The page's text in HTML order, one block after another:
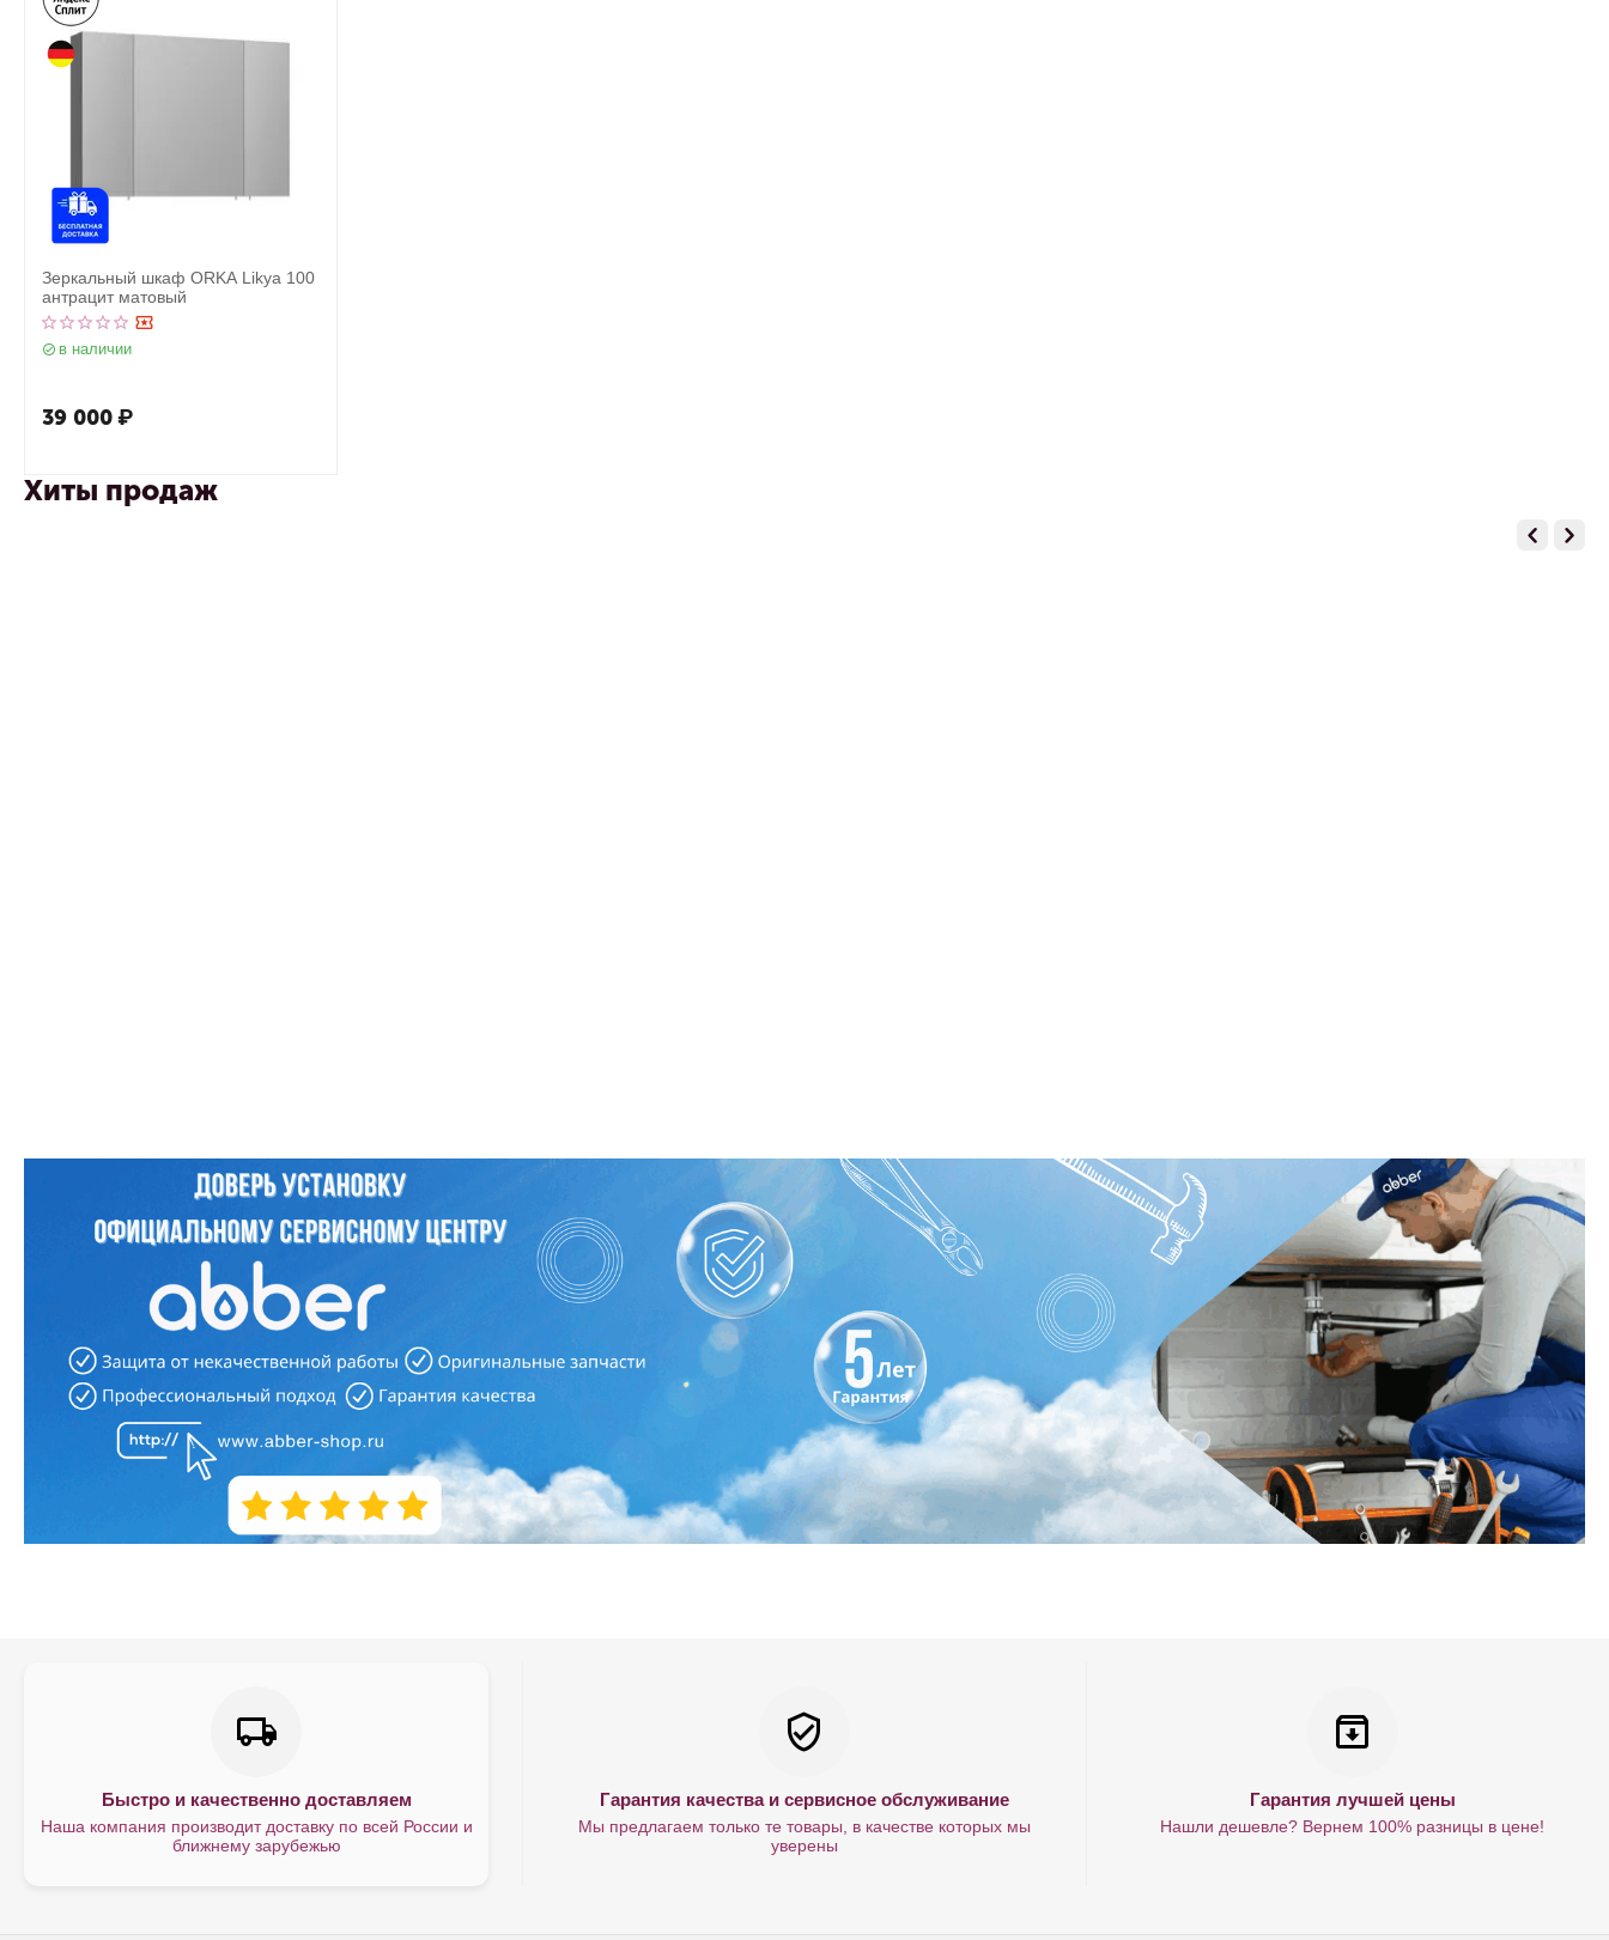
Зеркальный шкаф ORKA Likya 100
антрацит матовый
в наличии
39 000₽
Хиты продаж
Быстро и качественно доставляем
Наша компания производит доставку по всей России и
ближнему зарубежью
Гарантия качества и сервисное обслуживание
Мы предлагаем только те товары, в качестве которых мы
уверены
Гарантия лучшей цены
Нашли дешевле? Вернем 100% разницы в цене!